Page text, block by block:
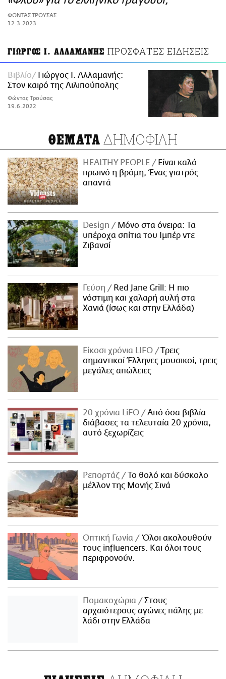
ΑΜΠΑ
PRINT
ΦΩΝΤΑΣ ΤΡΟΥΣΑΣ
12.3.2023
ΓΙΩΡΓΟΣ Ι. ΑΛΛΑΜΑΝΗΣ ΠΡΟΣΦΑΤΕΣ ΕΙΔΗΣΕΙΣ
Βιβλίο
Γιώργος Ι. Αλλαμανής:
Στον καιρό της Λιλιπούπολης
Φώντας Τρούσας
19.6.2022
ΘΕΜΑΤΑ ΔΗΜΟΦΙΛΗ
HEALTHY PEOPLE
Είναι καλό
πρωινό η βρόμη; Ένας γιατρός
απαντά
Design
Μόνο στα όνειρα: Τα
υπέροχα σπίτια του Ιμπέρ ντε
Ζιβανσί
Γεύση
Red Jane Grill: Η πιο
νόστιμη και χαλαρή αυλή στα
Χανιά (ίσως και στην Ελλάδα)
Είκοσι χρόνια LIFO
Tρεις
σημαντικοί Έλληνες μουσικοί, τρεις
μεγάλες απώλειες
20 χρόνια LiFO
Από όσα βιβλία
διάβασες τα τελευταία 20 χρόνια,
αυτό ξεχωρίζεις
Ρεπορτάζ
Το θολό και δύσκολο
μέλλον της Μονής Σινά
Οπτική Γωνία
Όλοι ακολουθούν
τους influencers. Και όλοι τους
περιφρονούν.
Πομακοχώρια
Στους
αρχαιότερους αγώνες πάλης με
λάδι στην Ελλάδα